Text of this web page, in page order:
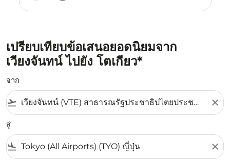
เปรียบเทียบข้อเสนอยอดนิยมจาก
เวียงจันทน์ ไปยัง โตเกียว*
จาก
flight_takeoff close
สู่
flight_land close